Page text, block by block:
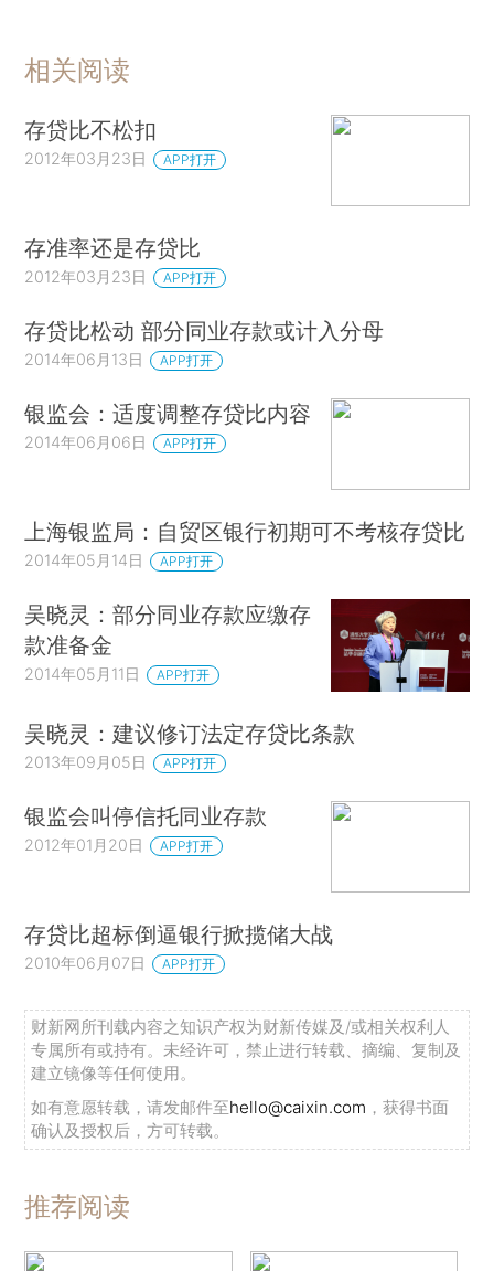
相关阅读
存贷比不松扣
2012年03月23日 APP打开
存准率还是存贷比
2012年03月23日 APP打开
存贷比松动 部分同业存款或计入分母
2014年06月13日 APP打开
银监会：适度调整存贷比内容
2014年06月06日 APP打开
上海银监局：自贸区银行初期可不考核存贷比
2014年05月14日 APP打开
吴晓灵：部分同业存款应缴存
款准备金
2014年05月11日 APP打开
吴晓灵：建议修订法定存贷比条款
2013年09月05日 APP打开
银监会叫停信托同业存款
2012年01月20日 APP打开
存贷比超标倒逼银行掀揽储大战
2010年06月07日 APP打开
财新网所刊载内容之知识产权为财新传媒及/或相关权利人
专属所有或持有。未经许可，禁止进行转载、摘编、复制及
建立镜像等任何使用。
如有意愿转载，请发邮件至hello@caixin.com ，获得书面
确认及授权后，方可转载。
推荐阅读